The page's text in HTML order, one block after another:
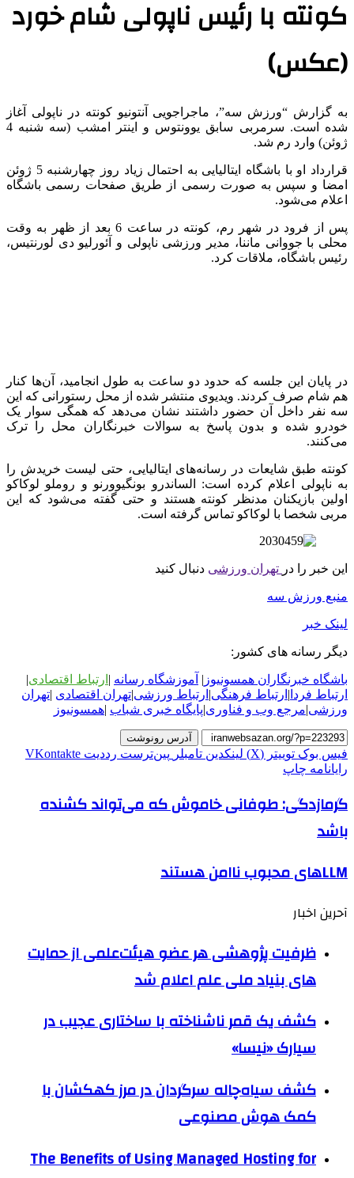
کونته با رئیس ناپولی‌ شام خورد
(عکس)
به گزارش “ورزش سه”، ماجراجویی آنتونیو کونته در ناپولی آغاز
شده است. سرمربی سابق یوونتوس و اینتر امشب (سه شنبه 4
ژوئن) وارد رم شد.
قرارداد او با باشگاه ایتالیایی به احتمال زیاد روز چهارشنبه 5 ژوئن
امضا و سپس به صورت رسمی از طریق صفحات رسمی باشگاه
اعلام می‌شود.
پس از فرود در شهر رم، کونته در ساعت 6 بعد از ظهر به وقت
محلی با جووانی ماننا، مدیر ورزشی ناپولی‌ و آئورلیو دی لورنتیس،
رئیس باشگاه، ملاقات کرد.
در پایان این جلسه که حدود دو ساعت به طول انجامید، آن‌ها کنار
هم شام صرف کردند. ویدیوی منتشر شده از محل رستورانی که این
سه نفر داخل آن حضور داشتند نشان می‌دهد که همگی سوار یک
خودرو شده و بدون پاسخ به سوالات خبرنگاران محل را ترک
می‌کنند.
کونته طبق شایعات در رسانه‌های ایتالیایی، حتی لیست خریدش را
به ناپولی‌ اعلام کرده است: الساندرو بونگیوورنو و روملو لوکاکو
اولین بازیکنان مدنظر کونته هستند و حتی گفته می‌شود که این
مربی شخصا با لوکاکو تماس گرفته است.
این خبر را در تهران ورزشی دنبال کنید
منبع ورزش سه
لینک خبر
دیگر رسانه های کشور:
باشگاه خبرنگاران همسونیوز | آموزشگاه رسانه | ارتباط اقتصادی|
ارتباط فردا | ارتباط فرهنگی| ارتباط ورزشی|تهران اقتصادی |تهران
ورزشی|مرجع وب و فناوری|پایگاه خبری شباب |همسونیوز
آدرس رونوشت
فیس بوک توییتر (X) لینکدین ‫تامبلر ‫پین‌ترست ‫رددیت ‫VKontakte
رایانامه چاپ
گرمازدگی: طوفانی خاموش که می‌تواند کشنده
باشد
LLM‌های محبوب ناامن هستند
آحرین اخبار
ظرفیت پژوهشی هر عضو هیئت‌علمی از حمایت
های بنیاد ملی علم اعلام شد
کشف یک قمر ناشناخته با ساختاری عجیب در
سیارک «نیسا»
کشف سیاه‌چاله سرگردان در مرز کهکشان با
کمک هوش مصنوعی
The Benefits of Using Managed Hosting for